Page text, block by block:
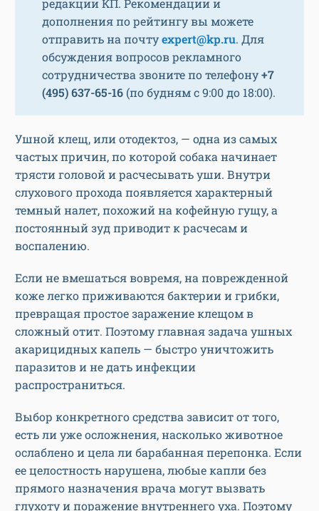
редакции КП. Рекомендации и
дополнения по рейтингу вы можете
отправить на почтуexpert@kp.ru. Для
обсуждения вопросов рекламного
сотрудничества звоните по телефону+7
(495) 637-65-16 (по будням с 9:00 до 18:00).
Ушной клещ, или отодектоз, — одна из самых
частых причин, по которой собака начинает
трясти головой и расчесывать уши. Внутри
слухового прохода появляется характерный
темный налет, похожий на кофейную гущу, а
постоянный зуд приводит к расчесам и
воспалению.
Если не вмешаться вовремя, на поврежденной
коже легко приживаются бактерии и грибки,
превращая простое заражение клещом в
сложный отит. Поэтому главная задача ушных
акарицидных капель — быстро уничтожить
паразитов и не дать инфекции
распространиться.
Выбор конкретного средства зависит от того,
есть ли уже осложнения, насколько животное
ослаблено и цела ли барабанная перепонка. Если
ее целостность нарушена, любые капли без
прямого назначения врача могут вызвать
глухоту и поражение внутреннего уха. Поэтому